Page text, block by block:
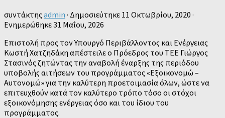
συντάκτηςadmin · Δημοσιεύτηκε 11 Οκτωβρίου, 2020 ·
Ενημερώθηκε31 Μαΐου, 2026
Επιστολή προς τον Υπουργό Περιβάλλοντος και Ενέργειας
Κωστή Χατζηδάκη απέστειλε ο Πρόεδρος του ΤΕΕ Γιώργος
Στασινός ζητώντας την αναβολή έναρξης της περιόδου
υποβολής αιτήσεων του προγράμματος «Εξοικονομώ –
Αυτονομώ» για την καλύτερη προετοιμασία όλων, ώστε να
επιτευχθούν κατά τον καλύτερο τρόπο τόσο οι στόχοι
εξοικονόμησης ενέργειας όσο και του ίδιου του
προγράμματος.